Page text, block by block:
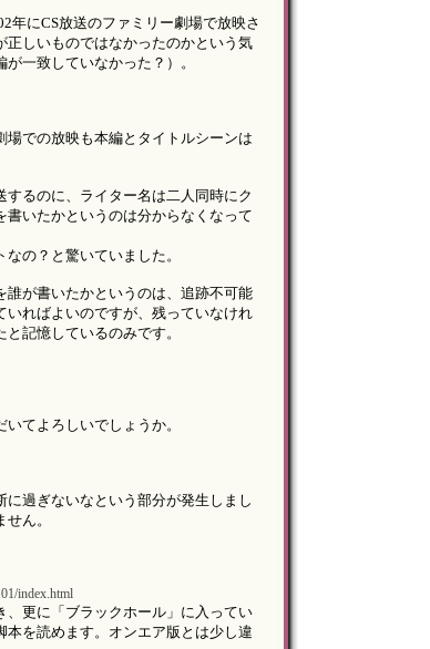
年にCS放送のファミリー劇場で放映さ
しいものではなかったのかという気
一致していなかった？）。
での放映も本編とタイトルシーンは
るのに、ライター名は二人同時にク
書いたかというのは分からなくなって
の？と驚いていました。
誰が書いたかというのは、追跡不可能
いればよいのですが、残っていなけれ
記憶しているのみです。
てよろしいでしょうか。
過ぎないなという部分が発生しまし
ん。
index.html
、更に「ブラックホール」に入ってい
を読めます。オンエア版とは少し違